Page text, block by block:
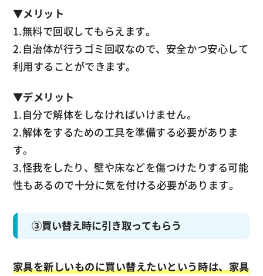
▼メリット
1.無料で回収してもらえます。
2.自治体が行うゴミ回収なので、安全かつ安心して
利用することができます。
▼デメリット
1.自分で解体をしなければいけません。
2.解体をするための工具を準備する必要がありま
す。
3.怪我をしたり、壁や床などを傷つけたりする可能
性もあるので十分に気を付ける必要があります。
③買い替え時に引き取ってもらう
家具を新しいものに買い替えたいという時は、家具